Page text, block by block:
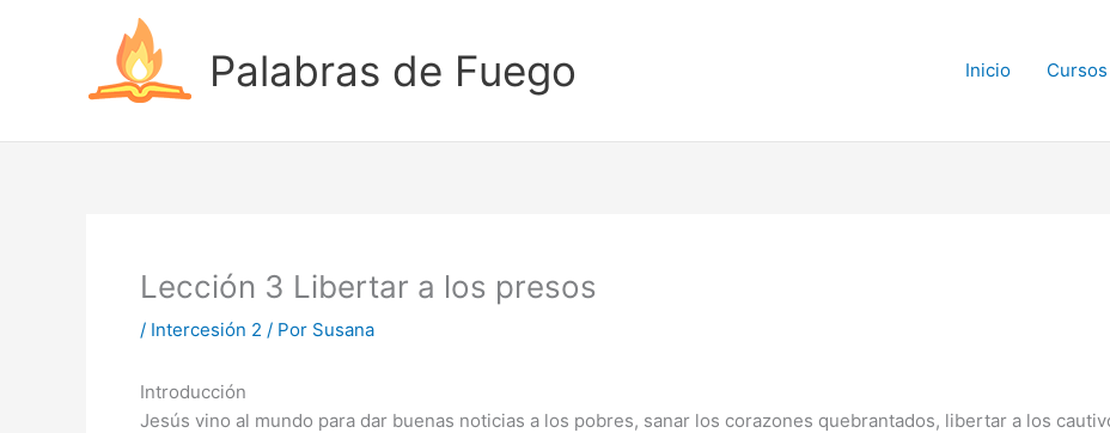
Palabras de Fuego Inicio Cursos
Lección 3 Libertar a los presos
/ Intercesión 2 / Por Susana
Introducción
Jesús vino al mundo para dar buenas noticias a los pobres, sanar los corazones quebrantados, libertar a los